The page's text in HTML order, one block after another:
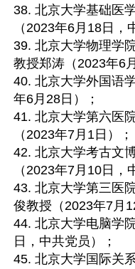
38. 北京大学基础医
（2023年6月18日，
39. 北京大学物理学
教授郑涛（2023年6
40. 北京大学外国语
年6月28日）；
41. 北京大学第六医
（2023年7月1日）；
42. 北京大学考古文
（2023年7月10日，
43. 北京大学第三医
俊教授（2023年7月
44. 北京大学电脑学
日，中共党员）；
45. 北京大学国际关